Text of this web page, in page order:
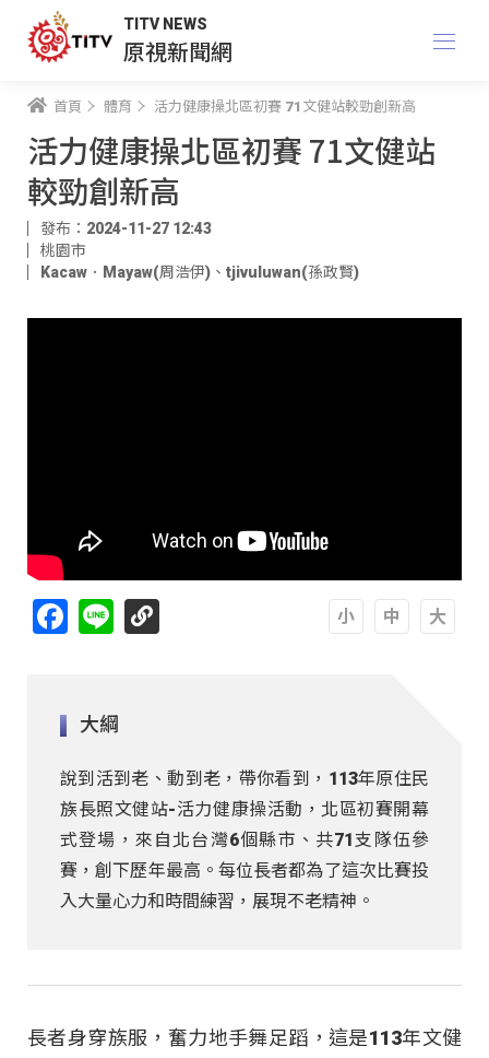
TITV NEWS
原視新聞網
首頁 體育 活力健康操北區初賽 71文健站較勁創新高
活力健康操北區初賽 71文健站
較勁創新高
發布：2024-11-27 12:43
桃園市
Kacaw．Mayaw(周浩伊) 、 tjivuluwan(孫政賢)
Facebook
Line
大綱
說到活到老、動到老，帶你看到，113年原住民
族長照文健站-活力健康操活動，北區初賽開幕
式登場，來自北台灣6個縣市、共71支隊伍參
賽，創下歷年最高。每位長者都為了這次比賽投
入大量心力和時間練習，展現不老精神。
長者身穿族服，奮力地手舞足蹈，這是113年文健